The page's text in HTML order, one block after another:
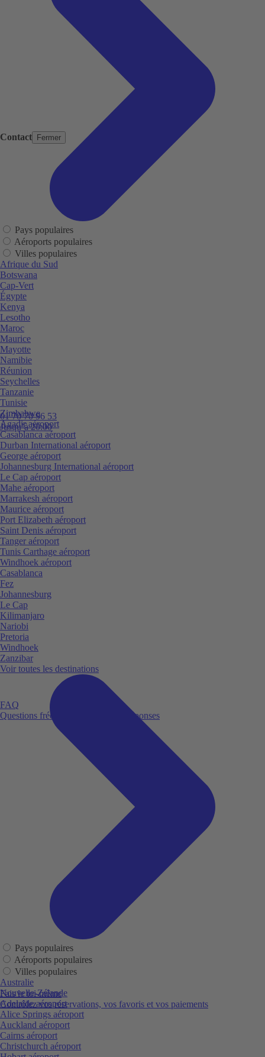
Contact Fermer
01 70 70 96 53
Jusqu’à 20:00
FAQ
Questions fréquemment posées et réponses
Fais le toi-même
Contrôlez vos réservations, vos favoris et vos paiements
Pays populaires
Aéroports populaires
Villes populaires
Afrique du Sud
Botswana
Cap-Vert
Égypte
Kenya
Lesotho
Maroc
Maurice
Mayotte
Namibie
Réunion
Seychelles
Tanzanie
Tunisie
Zimbabwe
Agadir aéroport
Casablanca aéroport
Durban International aéroport
George aéroport
Johannesburg International aéroport
Le Cap aéroport
Mahe aéroport
Marrakesh aéroport
Maurice aéroport
Port Elizabeth aéroport
Saint Denis aéroport
Tanger aéroport
Tunis Carthage aéroport
Windhoek aéroport
Casablanca
Fez
Johannesburg
Le Cap
Kilimanjaro
Nariobi
Pretoria
Windhoek
Zanzibar
Voir toutes les destinations
Pays populaires
Aéroports populaires
Villes populaires
Australie
Nouvelle-Zélande
Adelaide aéroport
Alice Springs aéroport
Auckland aéroport
Cairns aéroport
Christchurch aéroport